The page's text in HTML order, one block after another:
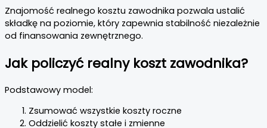
Znajomość realnego kosztu zawodnika pozwala ustalić
składkę na poziomie, który zapewnia stabilność niezależnie
od finansowania zewnętrznego.
Jak policzyć realny koszt zawodnika?
Podstawowy model:
Zsumować wszystkie koszty roczne
Oddzielić koszty stałe i zmienne